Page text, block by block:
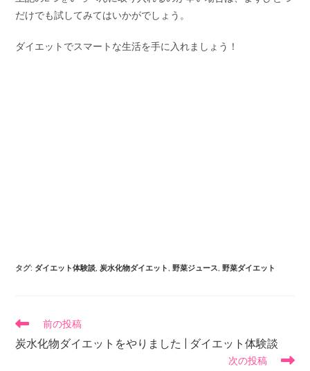
だけでも試してみてはいかがでしょう。
ダイエットでスマートな生活を手に入れましょう！
タグ: ダイエット体験談, 炭水化物ダイエット, 野菜ジュース, 野菜ダイエット
前の投稿
炭水化物ダイエットをやりました | ダイエット体験談
次の投稿